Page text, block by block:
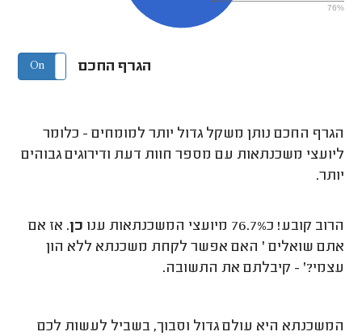
76%
הגרף החכם On Off
הגרף החכם נותן משקל גדול יותר למומחים - כלומר
ליועצי משכנתאות עם מספר חוות דעת ודירוגים גבוהים
יותר.
הרוב קובע! כ76.7% מיועצי המשכנתאות ענו כן. אז אם
אתם שואלים ' האם אפשר לקחת משכנתא ללא הון
עצמי?' - קיבלתם את התשובה.
המשכנתא היא עולם גדול וסבוך, בשביל לעשות לכם